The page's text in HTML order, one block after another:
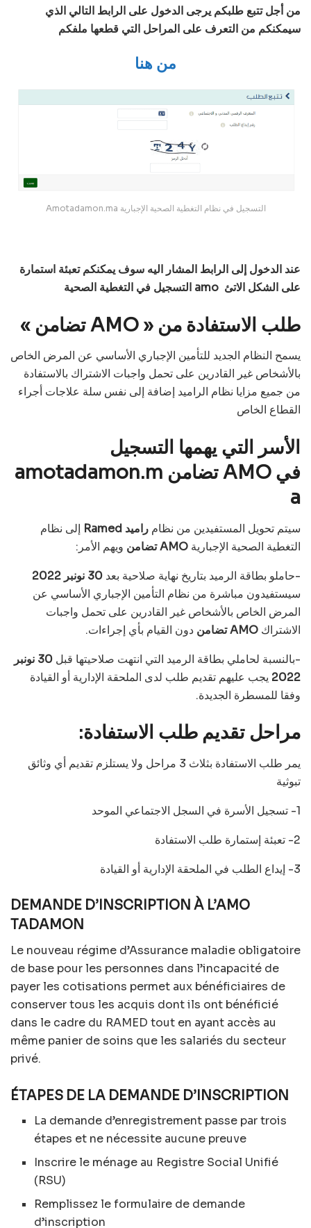
من أجل تتبع طلبكم يرجى الدخول على الرابط التالي الذي
سيمكنكم من التعرف على المراحل التي قطعها ملفكم
من هنا
Amotadamon.ma التسجيل في نظام التغطية الصحية الإجبارية
عند الدخول إلى الرابط المشار اليه سوف يمكنكم تعبئة استمارة
التسجيل في التغطية الصحية amo على الشكل الاتئ
طلب الاستفادة من « AMO تضامن »
يسمح النظام الجديد للتأمين الإجباري الأساسي عن المرض الخاص
بالأشخاص غير القادرين على تحمل واجبات الاشتراك بالاستفادة
من جميع مزايا نظام الراميد إضافة إلى نفس سلة علاجات أجراء
القطاع الخاص
الأسر التي يهمها التسجيل
في AMO تضامن amotadamon.m
a
سيتم تحويل المستفيدين من نظام راميد Ramed
إلى نظام
التغطية الصحية الإجبارية AMO تضامن
ويهم الأمر:
-حاملو بطاقة الرميد بتاريخ نهاية صلاحية بعد 30 نونبر 2022
سيستفيدون مباشرة من نظام التأمين الإجباري الأساسي عن
المرض الخاص بالأشخاص غير القادرين على تحمل واجبات
الاشتراك AMO تضامن
دون القيام بأي إجراءات.
-بالنسبة لحاملي بطاقة الرميد التي انتهت صلاحيتها قبل
30 نونبر
2022 يجب عليهم تقديم طلب لدى الملحقة الإدارية أو القيادة
وفقا للمسطرة الجديدة.
مراحل تقديم طلب الاستفادة:
يمر طلب الاستفادة بثلاث 3 مراحل ولا يستلزم تقديم أي وثائق
تبوثية
1- تسجيل الأسرة في السجل الاجتماعي الموحد
2- تعبئة إستمارة طلب الاستفادة
3- إيداع الطلب في الملحقة الإدارية أو القيادة
DEMANDE D’INSCRIPTION À L’AMO
TADAMON
Le nouveau régime d’Assurance maladie obligatoire
de base pour les personnes dans l’incapacité de
payer les cotisations permet aux bénéficiaires de
conserver tous les acquis dont ils ont bénéficié
dans le cadre du RAMED tout en ayant accès au
même panier de soins que les salariés du secteur
privé.
ÉTAPES DE LA DEMANDE D’INSCRIPTION
La demande d’enregistrement passe par trois
étapes et ne nécessite aucune preuve
Inscrire le ménage au Registre Social Unifié
(RSU)
Remplissez le formulaire de demande
d’inscription